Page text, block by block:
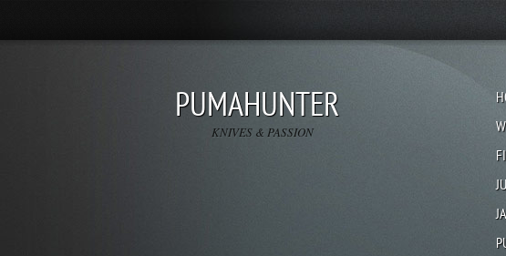
PUMAHUNTER
KNIVES & PASSION